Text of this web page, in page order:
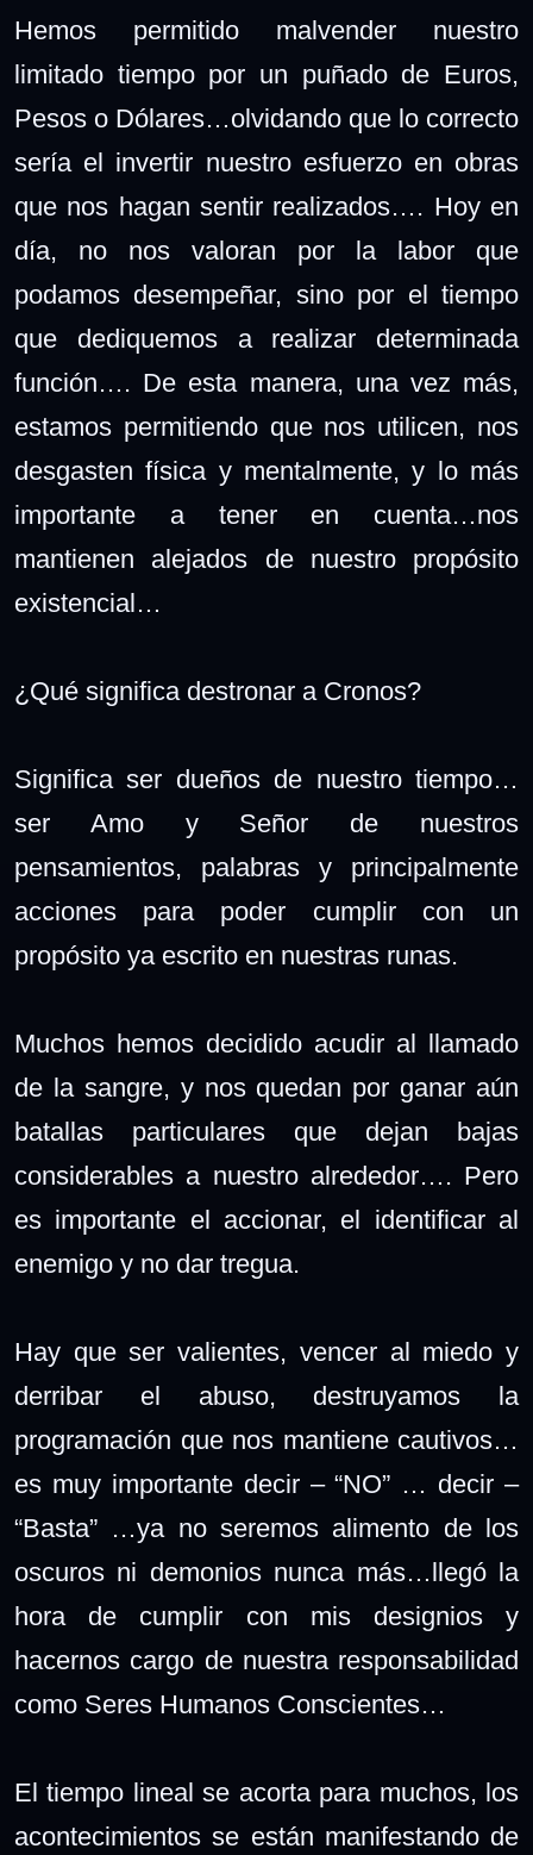
Hemos permitido malvender nuestro
limitado tiempo por un puñado de Euros,
Pesos o Dólares…olvidando que lo correcto
sería el invertir nuestro esfuerzo en obras
que nos hagan sentir realizados…. Hoy en
día, no nos valoran por la labor que
podamos desempeñar, sino por el tiempo
que dediquemos a realizar determinada
función…. De esta manera, una vez más,
estamos permitiendo que nos utilicen, nos
desgasten física y mentalmente, y lo más
importante a tener en cuenta…nos
mantienen alejados de nuestro propósito
existencial…
¿Qué significa destronar a Cronos?
Significa ser dueños de nuestro tiempo…
ser Amo y Señor de nuestros
pensamientos, palabras y principalmente
acciones para poder cumplir con un
propósito ya escrito en nuestras runas.
Muchos hemos decidido acudir al llamado
de la sangre, y nos quedan por ganar aún
batallas particulares que dejan bajas
considerables a nuestro alrededor…. Pero
es importante el accionar, el identificar al
enemigo y no dar tregua.
Hay que ser valientes, vencer al miedo y
derribar el abuso, destruyamos la
programación que nos mantiene cautivos…
es muy importante decir – “NO” … decir –
“Basta” …ya no seremos alimento de los
oscuros ni demonios nunca más…llegó la
hora de cumplir con mis designios y
hacernos cargo de nuestra responsabilidad
como Seres Humanos Conscientes…
El tiempo lineal se acorta para muchos, los
acontecimientos se están manifestando de